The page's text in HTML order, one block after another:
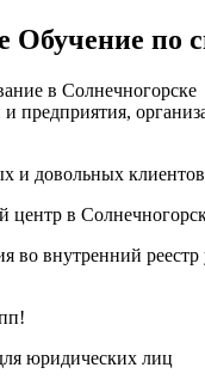
Обучение по
в Солнечногорске
предприятия,
и довольных
в
во внутренний реестр
юридических лиц